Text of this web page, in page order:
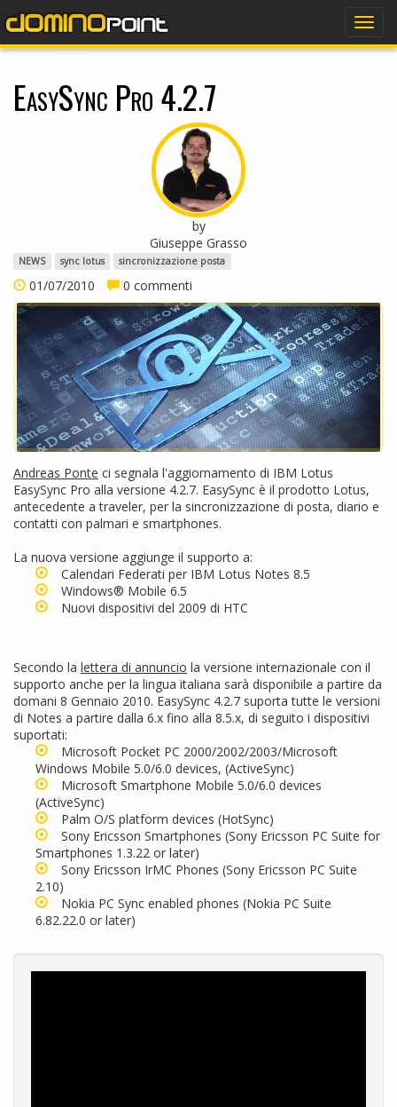
EasySync Pro 4.2.7
by
Giuseppe Grasso
NEWS sync lotus sincronizzazione posta
01/07/2010 0 commenti
Andreas Ponte ci segnala l'aggiornamento di IBM Lotus
EasySync Pro alla versione 4.2.7. EasySync è il prodotto Lotus,
antecedente a traveler, per la sincronizzazione di posta, diario e
contatti con palmari e smartphones.
La nuova versione aggiunge il supporto a:
Calendari Federati per IBM Lotus Notes 8.5
Windows® Mobile 6.5
Nuovi dispositivi del 2009 di HTC
Secondo la lettera di annuncio la versione internazionale con il
supporto anche per la lingua italiana sarà disponibile a partire da
domani 8 Gennaio 2010. EasySync 4.2.7 suporta tutte le versioni
di Notes a partire dalla 6.x fino alla 8.5.x, di seguito i dispositivi
suportati:
Microsoft Pocket PC 2000/2002/2003/Microsoft
Windows Mobile 5.0/6.0 devices, (ActiveSync)
Microsoft Smartphone Mobile 5.0/6.0 devices
(ActiveSync)
Palm O/S platform devices (HotSync)
Sony Ericsson Smartphones (Sony Ericsson PC Suite for
Smartphones 1.3.22 or later)
Sony Ericsson IrMC Phones (Sony Ericsson PC Suite
2.10)
Nokia PC Sync enabled phones (Nokia PC Suite
6.82.22.0 or later)